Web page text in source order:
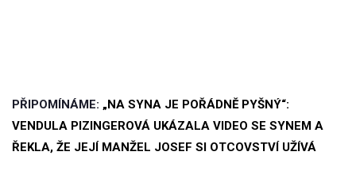
PŘIPOMÍNÁME: „NA SYNA JE POŘÁDNĚ PYŠNÝ“:
VENDULA PIZINGEROVÁ UKÁZALA VIDEO SE SYNEM A
ŘEKLA, ŽE JEJÍ MANŽEL JOSEF SI OTCOVSTVÍ UŽÍVÁ